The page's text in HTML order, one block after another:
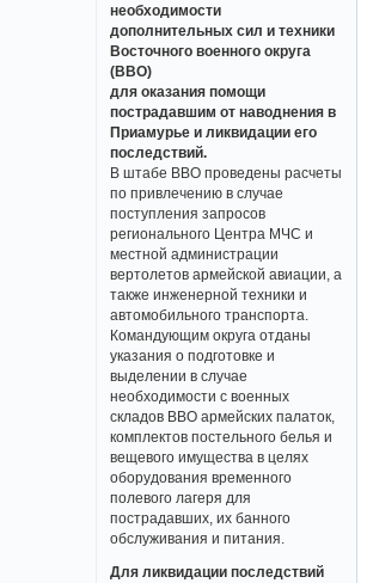
необходимости
дополнительных сил и техники
Восточного военного округа
(ВВО)
для оказания помощи
пострадавшим от наводнения в
Приамурье и ликвидации его
последствий.
В штабе ВВО проведены расчеты
по привлечению в случае
поступления запросов
регионального Центра МЧС и
местной администрации
вертолетов армейской авиации, а
также инженерной техники и
автомобильного транспорта.
Командующим округа отданы
указания о подготовке и
выделении в случае
необходимости с военных
складов ВВО армейских палаток,
комплектов постельного белья и
вещевого имущества в целях
оборудования временного
полевого лагеря для
пострадавших, их банного
обслуживания и питания.
Для ликвидации последствий